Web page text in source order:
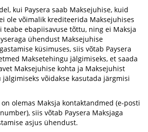
kui Paysera saab Maksejuhise, kuid
ole võimalik krediteerida Maksejuhises
teabe ebapiisavuse tõttu, ning ei Maksja
ühendust Maksejuhise
küsimuses, siis võtab Paysera
Maksetehingu jälgimiseks, et saada
Maksejuhise kohta ja Maksejuhist
võidakse kasutada järgmisi
on olemas Maksja kontaktandmed (e-posti
siis võtab Paysera Maksjaga
asjus ühendust.